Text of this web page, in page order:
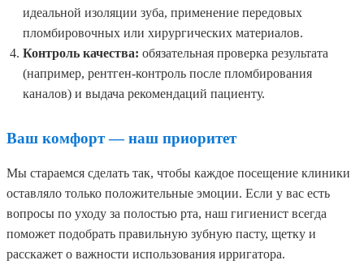
идеальной изоляции зуба, применение передовых
пломбировочных или хирургических материалов.
Контроль качества: обязательная проверка результата
(например, рентген-контроль после пломбирования
каналов) и выдача рекомендаций пациенту.
Ваш комфорт — наш приоритет
Мы стараемся сделать так, чтобы каждое посещение клиники
оставляло только положительные эмоции. Если у вас есть
вопросы по уходу за полостью рта, наш гигиенист всегда
поможет подобрать правильную зубную пасту, щетку и
расскажет о важности использования ирригатора.